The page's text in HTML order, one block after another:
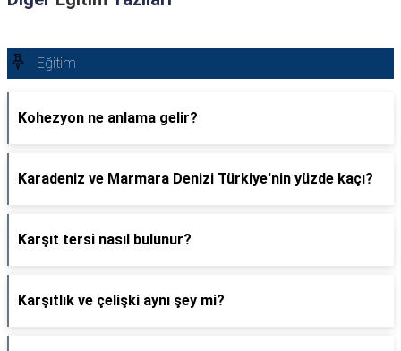
Eğitim
Kohezyon ne anlama gelir?
Karadeniz ve Marmara Denizi Türkiye'nin yüzde kaçı?
Karşıt tersi nasıl bulunur?
Karşıtlık ve çelişki aynı şey mi?